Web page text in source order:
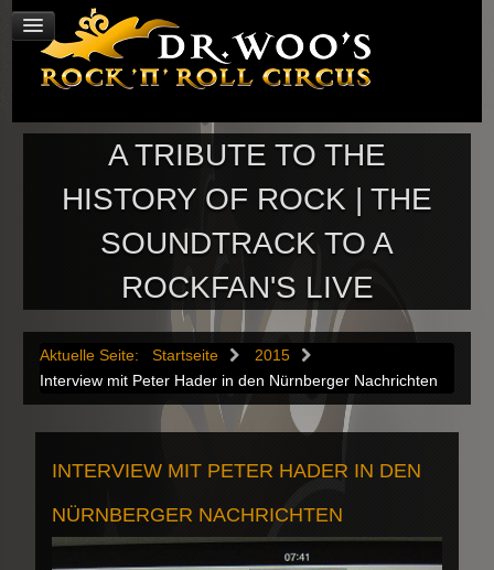
A TRIBUTE TO THE
HISTORY OF ROCK | THE
SOUNDTRACK TO A
ROCKFAN'S LIVE
Aktuelle Seite: Startseite
2015
Interview mit Peter Hader in den Nürnberger Nachrichten
INTERVIEW MIT PETER HADER IN DEN
NÜRNBERGER NACHRICHTEN